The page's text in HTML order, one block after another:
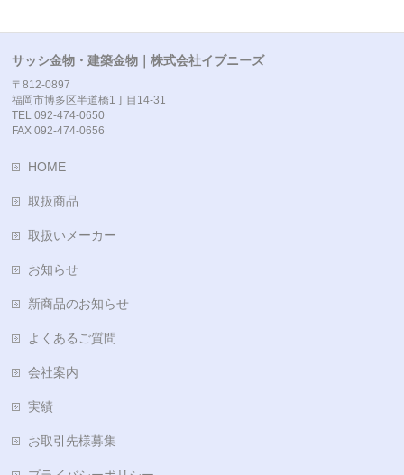
サッシ金物・建築金物｜株式会社イブニーズ
〒812-0897
福岡市博多区半道橋1丁目14-31
TEL 092-474-0650
FAX 092-474-0656
HOME
取扱商品
取扱いメーカー
お知らせ
新商品のお知らせ
よくあるご質問
会社案内
実績
お取引先様募集